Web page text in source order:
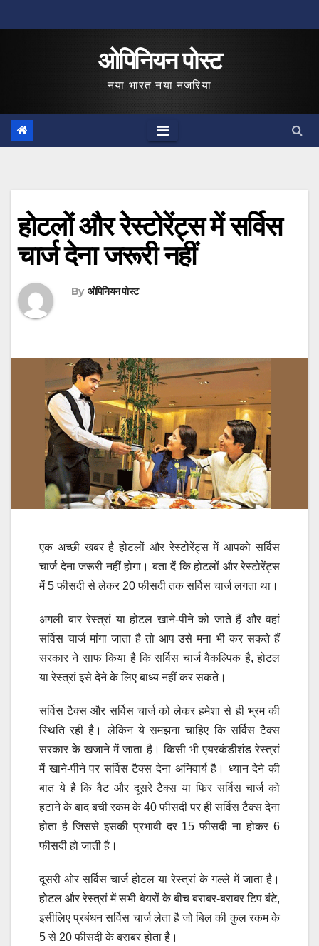
to
ओपिनियन पोस्ट
नया भारत नया नजरिया
होटलों और रेस्टोरेंट्स में सर्विस
चार्ज देना जरूरी नहीं
By ओपिनियन पोस्ट
एक अच्छी खबर है होटलों और रेस्टोरेंट्स में आपको सर्विस
चार्ज देना जरूरी नहीं होगा। बता दें कि होटलों और रेस्टोरेंट्स
में 5 फीसदी से लेकर 20 फीसदी तक सर्विस चार्ज लगता था।
अगली बार रेस्त्रां या होटल खाने-पीने को जाते हैं और वहां
सर्विस चार्ज मांगा जाता है तो आप उसे मना भी कर सकते हैं
सरकार ने साफ किया है कि सर्विस चार्ज वैकल्पिक है, होटल
या रेस्त्रां इसे देने के लिए बाध्य नहीं कर सकते।
सर्विस टैक्स और सर्विस चार्ज को लेकर हमेशा से ही भ्रम की
स्थिति रही है। लेकिन ये समझना चाहिए कि सर्विस टैक्स
सरकार के खजाने में जाता है। किसी भी एयरकंडीशंड रेस्त्रां
में खाने-पीने पर सर्विस टैक्स देना अनिवार्य है। ध्यान देने की
बात ये है कि वैट और दूसरे टैक्स या फिर सर्विस चार्ज को
हटाने के बाद बची रकम के 40 फीसदी पर ही सर्विस टैक्स देना
होता है जिससे इसकी प्रभावी दर 15 फीसदी ना होकर 6
फीसदी हो जाती है।
दूसरी ओर सर्विस चार्ज होटल या रेस्त्रां के गल्ले में जाता है।
होटल और रेस्त्रां में सभी बेयरों के बीच बराबर-बराबर टिप बंटे,
इसीलिए प्रबंधन सर्विस चार्ज लेता है जो बिल की कुल रकम के
5 से 20 फीसदी के बराबर होता है।